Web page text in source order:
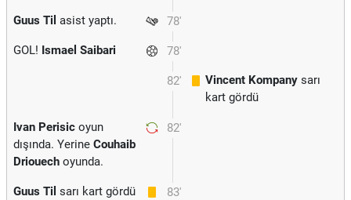
78'
Guus Til asist yaptı.
78'
GOL! Ismael Saibari
82' Vincent Kompany sarı
kart gördü
82'
Ivan Perisic oyun
dışında. Yerine Couhaib
Driouech oyunda.
83'
Guus Til sarı kart gördü